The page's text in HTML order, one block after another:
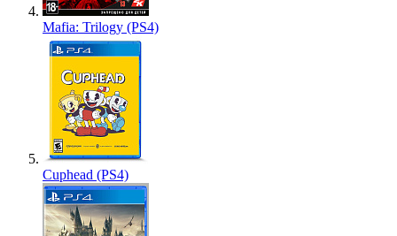
Mafia: Trilogy (PS4)
Cuphead (PS4)